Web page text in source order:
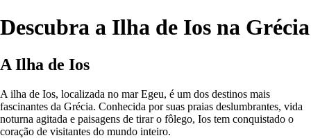
Descubra a Ilha de Ios na Grécia
A Ilha de Ios
A ilha de Ios, localizada no mar Egeu, é um dos destinos mais
fascinantes da Grécia. Conhecida por suas praias deslumbrantes, vida
noturna agitada e paisagens de tirar o fôlego, Ios tem conquistado o
coração de visitantes do mundo inteiro.